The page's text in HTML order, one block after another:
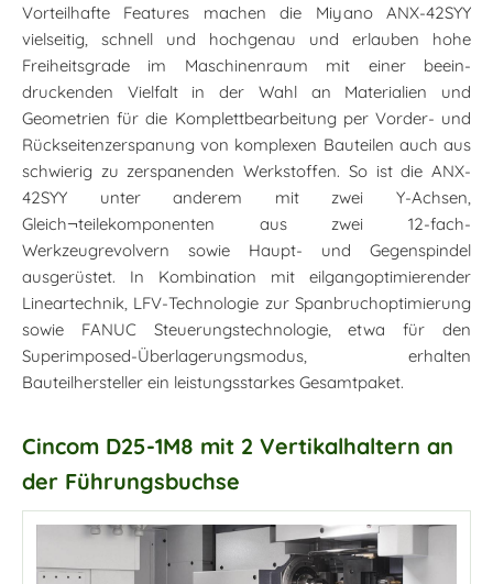
Vorteilhafte Features machen die Miyano ANX-42SYY
vielseitig, schnell und hochgenau und erlauben hohe
Freiheitsgrade im Maschinenraum mit einer beein-
druckenden Vielfalt in der Wahl an Materialien und
Geometrien für die Komplettbearbeitung per Vorder- und
Rückseitenzerspanung von komplexen Bauteilen auch aus
schwierig zu zerspanenden Werkstoffen. So ist die ANX-
42SYY unter anderem mit zwei Y-Achsen,
Gleich¬teilekomponenten aus zwei 12-fach-
Werkzeugrevolvern sowie Haupt- und Gegenspindel
ausgerüstet. In Kombination mit eilgangoptimierender
Lineartechnik, LFV-Technologie zur Spanbruchoptimierung
sowie FANUC Steuerungstechnologie, etwa für den
Superimposed-Überlagerungsmodus, erhalten
Bauteilhersteller ein leistungsstarkes Gesamtpaket.
Cincom D25-1M8 mit 2 Vertikalhaltern an
der Führungsbuchse